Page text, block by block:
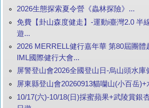
2026生態探索夏令營《蟲林探險》...
免費【卦山森度健走】-運動i臺灣2.0 半
遊...
2026 MERRELL健行嘉年華 第80屆團體
IML國際健行大會...
屏警登山會2026全國登山日-烏山頭水庫
屏東縣登山會20260913貓囒山(小百岳
10/17(六)-10/18(日)採蜜蘋果+武陵賞銀